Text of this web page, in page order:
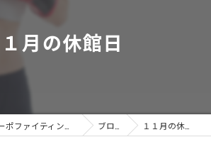
月の休館日
ブログ １１月の休館日